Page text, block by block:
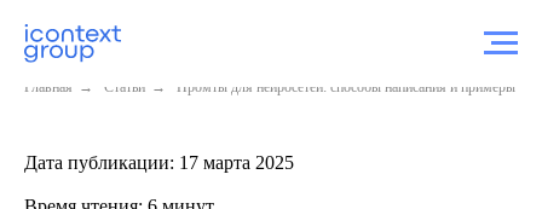
Главная → Статьи → Промты для нейросетей: способы написания и примеры
Дата публикации: 17 марта 2025